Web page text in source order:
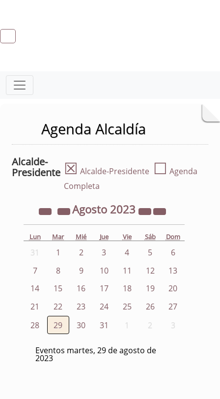
Agenda Alcaldía
Alcalde-
Presidente ☒ Alcalde-Presidente ☐ Agenda
Completa
Agosto 2023
Lun Mar Mié Jue Vie Sáb Dom
31 1 2 3 4 5
6
7
8 9 10 11 12
13
14
15 16 17 18 19
20
21
22 23 24 25 26
27
28
29 30 31 1 2 3
Eventos martes, 29 de agosto de
2023